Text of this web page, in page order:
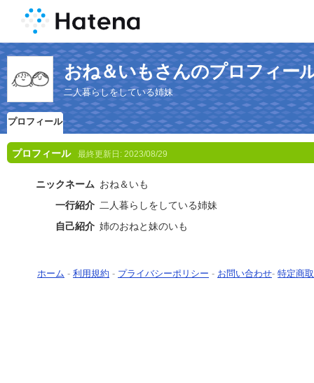
おね＆いもさんのプロフィー
二人暮らしをしている姉妹
プロフィール
プロフィール 最終更新日: 2023/08/29
ニックネーム おね＆いも
一行紹介 二人暮らしをしている姉妹
自己紹介 姉のおねと妹のいも
ホーム - 利用規約 - プライバシーポリシー - お問い合わせ- 特定商